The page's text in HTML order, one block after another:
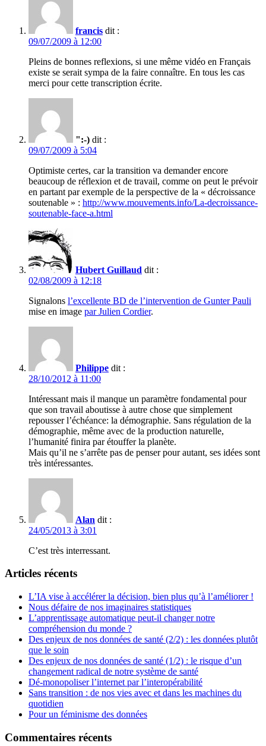
francis dit :
09/07/2009 à 12:00
Pleins de bonnes reflexions, si une même vidéo en Français
existe se serait sympa de la faire connaître. En tous les cas
merci pour cette transcription écrite.
":-) dit :
09/07/2009 à 5:04
Optimiste certes, car la transition va demander encore
beaucoup de réflexion et de travail, comme on peut le prévoir
en partant par exemple de la perspective de la « décroissance
soutenable » : http://www.mouvements.info/La-decroissance-
soutenable-face-a.html
Hubert Guillaud dit :
02/08/2009 à 12:18
Signalons l’excellente BD de l’intervention de Gunter Pauli
mise en image par Julien Cordier.
Philippe dit :
28/10/2012 à 11:00
Intéressant mais il manque un paramètre fondamental pour
que son travail aboutisse à autre chose que simplement
repousser l’échéance: la démographie. Sans régulation de la
démographie, même avec de la production naturelle,
l’humanité finira par étouffer la planète.
Mais qu’il ne s’arrête pas de penser pour autant, ses idées sont
très intéressantes.
Alan dit :
24/05/2013 à 3:01
C’est très interressant.
Articles récents
L’IA vise à accélérer la décision, bien plus qu’à l’améliorer !
Nous défaire de nos imaginaires statistiques
L’apprentissage automatique peut-il changer notre
compréhension du monde ?
Des enjeux de nos données de santé (2/2) : les données plutôt
que le soin
Des enjeux de nos données de santé (1/2) : le risque d’un
changement radical de notre système de santé
Dé-monopoliser l’internet par l’interopérabilité
Sans transition : de nos vies avec et dans les machines du
quotidien
Pour un féminisme des données
Commentaires récents